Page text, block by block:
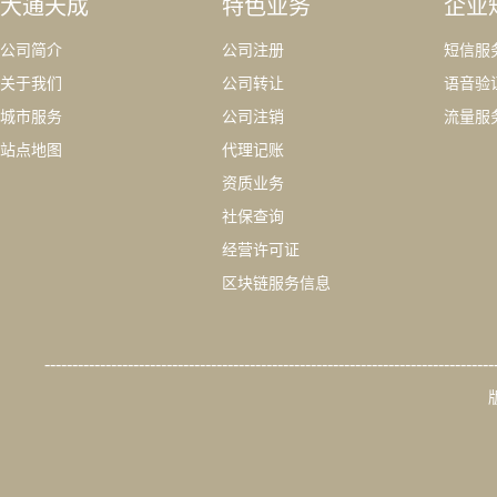
大通天成
公司简介
关于我们
城市服务
站点地图
特色业务
公司注册
公司转让
公司注销
代理记账
资质业务
社保查询
经营许可证
区块链服务信息
企业
短信服
语音验
流量服